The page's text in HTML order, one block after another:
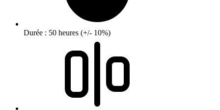
Durée : 50 heures (+/- 10%)